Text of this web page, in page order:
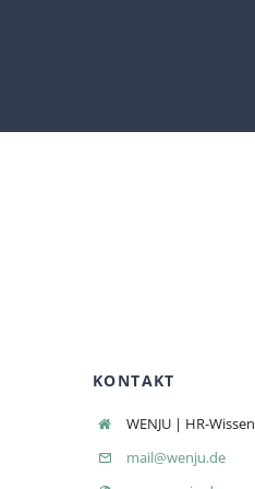
KONTAKT
WENJU | HR-Wissen
mail@wenju.de